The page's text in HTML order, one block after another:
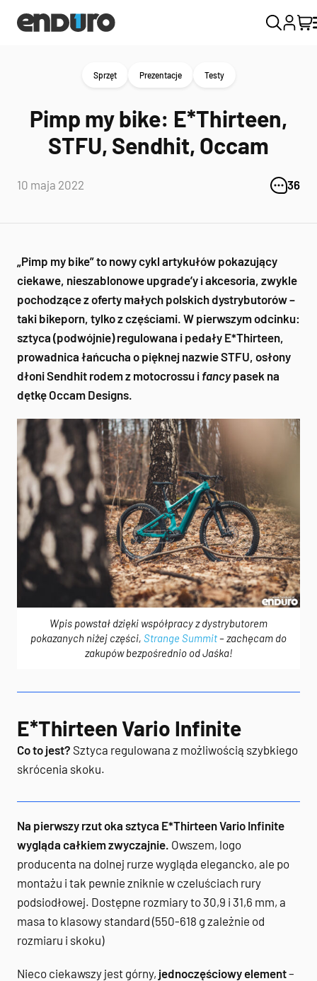
Sprzęt Prezentacje Testy
Pimp my bike: E*Thirteen,
STFU, Sendhit, Occam
10 maja 2022 36
„Pimp my bike” to nowy cykl artykułów pokazujący
ciekawe, nieszablonowe upgrade’y i akcesoria, zwykle
pochodzące z oferty małych polskich dystrybutorów –
taki bikeporn, tylko z częściami. W pierwszym odcinku:
sztyca (podwójnie) regulowana i pedały E*Thirteen,
prowadnica łańcucha o pięknej nazwie STFU, osłony
dłoni Sendhit rodem z motocrossu i fancypasek na
dętkę Occam Designs.
Wpis powstał dzięki współpracy z dystrybutorem
pokazanych niżej części, Strange Summit– zachęcam do
zakupów bezpośrednio od Jaśka!
E*Thirteen Vario Infinite
Co to jest? Sztyca regulowana z możliwością szybkiego
skrócenia skoku.
Na pierwszy rzut oka sztyca E*Thirteen Vario Infinite
wygląda całkiem zwyczajnie. Owszem, logo
producenta na dolnej rurze wygląda elegancko, ale po
montażu i tak pewnie zniknie w czeluściach rury
podsiodłowej. Dostępne rozmiary to 30,9 i 31,6 mm, a
masa to klasowy standard (550-618 g zależnie od
rozmiaru i skoku)
Nieco ciekawszy jest górny, jednoczęściowy element–